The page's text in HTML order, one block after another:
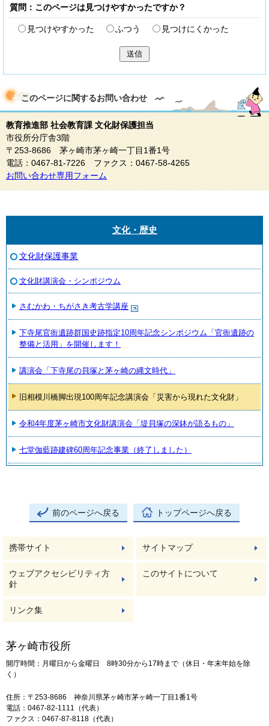
質問：このページは見つけやすかったですか？
見つけやすかった ふつう 見つけにくかった
送信
このページに関するお問い合わせ
教育推進部 社会教育課 文化財保護担当
市役所分庁舎3階
〒253-8686 茅ヶ崎市茅ヶ崎一丁目1番1号
電話：0467-81-7226 ファクス：0467-58-4265
お問い合わせ専用フォーム
文化・歴史
文化財保護事業
文化財講演会・シンポジウム
さむかわ・ちがさき考古学講座
下寺尾官衙遺跡群国史跡指定10周年記念シンポジウム「官衙遺跡の
整備と活用」を開催します！
講演会「下寺尾の貝塚と茅ヶ崎の縄文時代」
旧相模川橋脚出現100周年記念講演会「災害から現れた文化財」
令和4年度茅ヶ崎市文化財講演会「堤貝塚の深鉢が語るもの」
七堂伽藍跡建碑60周年記念事業（終了しました）
前のページへ戻る トップページへ戻る
携帯サイト サイトマップ
ウェブアクセシビリティ方
針
このサイトについて
リンク集
茅ヶ崎市役所
開庁時間：月曜日から金曜日 8時30分から17時まで（休日・年末年始を除
く）
住所：〒253-8686 神奈川県茅ヶ崎市茅ヶ崎一丁目1番1号
電話：0467-82-1111（代表）
ファクス：0467-87-8118（代表）